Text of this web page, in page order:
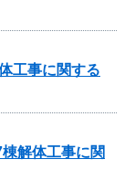
工事に関する
解体工事に関